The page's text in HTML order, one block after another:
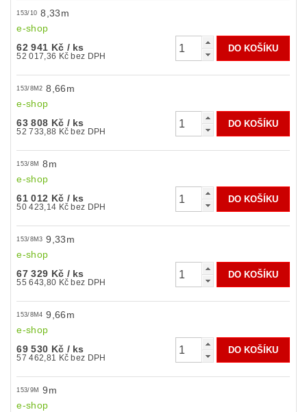
153/10 8,33m
e-shop
62 941 Kč / ks
52 017,36 Kč bez DPH
153/8M2 8,66m
e-shop
63 808 Kč / ks
52 733,88 Kč bez DPH
153/8M
8m
e-shop
61 012 Kč / ks
50 423,14 Kč bez DPH
153/8M3 9,33m
e-shop
67 329 Kč / ks
55 643,80 Kč bez DPH
153/8M4 9,66m
e-shop
69 530 Kč / ks
57 462,81 Kč bez DPH
153/9M
9m
e-shop